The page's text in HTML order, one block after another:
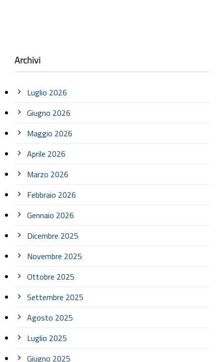
Archivi
Luglio 2026
Giugno 2026
Maggio 2026
Aprile 2026
Marzo 2026
Febbraio 2026
Gennaio 2026
Dicembre 2025
Novembre 2025
Ottobre 2025
Settembre 2025
Agosto 2025
Luglio 2025
Giugno 2025